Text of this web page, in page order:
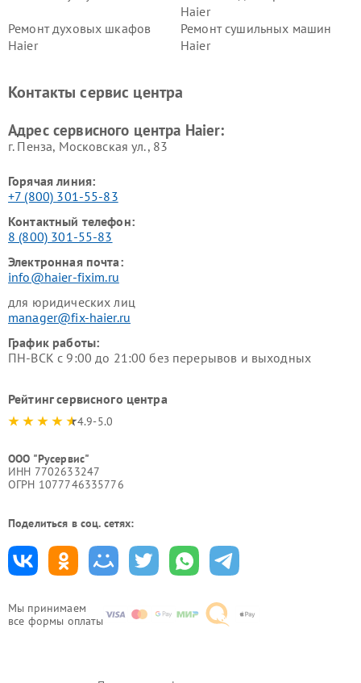
Мы принимаем
все формы оплаты
Haier
Ремонт духовых шкафов
Haier
Ремонт сушильных машин
Haier
Ремонт роботов-пылесосов
Ремонт посудомоечных
Контакты сервис центра
Адрес сервисного центра Haier:
г. Пенза, Московская ул., 83
Горячая линия:
+7 (800) 301-55-83
Контактный телефон:
8 (800) 301-55-83
Электронная почта:
info@haier-fixim.ru
для юридических лиц
manager@fix-haier.ru
График работы:
ПН-ВСК с 9:00 до 21:00 без перерывов и выходных
Рейтинг сервисного центра
4.9-5.0
ООО "Русервис"
ИНН 7702633247
ОГРН 1077746335776
Поделиться в соц. сетях: